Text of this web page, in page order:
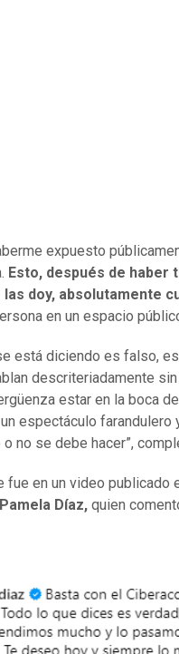
expuesto
Esto, después de haber
las doy, absolutamente
en un espacio
está diciendo es falso,
descriteriadamente
estar en la boca
espectáculo
no se debe hacer”,
fue en un video publicado
Díaz, quien